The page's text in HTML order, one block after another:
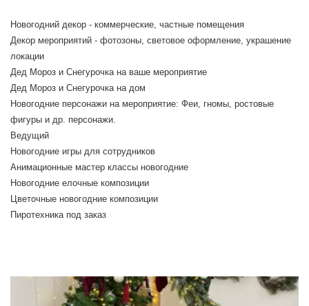
Новогодний декор - коммерческие, частные помещения
Декор мероприятий - фотозоны, световое оформление, украшение
локации
Дед Мороз и Снегурочка на ваше мероприятие
Дед Мороз и Снегурочка на дом
Новогодние персонажи на мероприятие: Феи, гномы, ростовые
фигуры и др. персонажи.
Ведущий
Новогодние игры для сотрудников
Анимационные мастер классы новогодние
Новогодние елочные композиции
Цветочные новогодние композиции
Пиротехника под заказ